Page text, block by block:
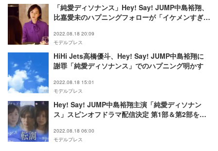
「純愛ディソナンス」Hey! Say! JUMP中島裕翔、
比嘉愛未のハプニングフォローが「イケメンすぎ
2022.08.18 20:09
モデルプレス
HiHi Jets高橋優斗、Hey! Say! JUMP中島裕翔に
謝罪「純愛ディソナンス」でのハプニング明かす
2022.08.18 15:01
モデルプレス
Hey! Say! JUMP中島裕翔主演「純愛ディソナン
ス」スピンオフドラマ配信決定 第1部＆第2部をつ
2022.08.18 06:00
モデルプレス